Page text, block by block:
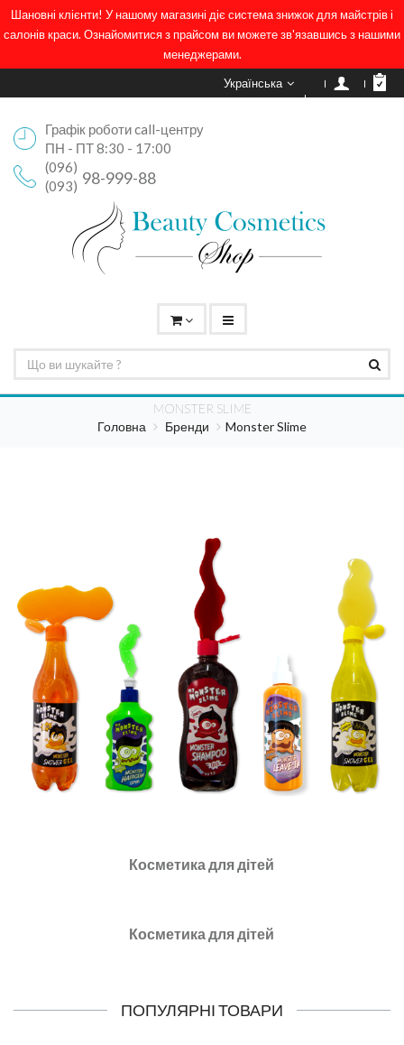
Шановні клієнти! У нашому магазині діє система знижок для майстрів і
салонів краси. Ознайомитися з прайсом ви можете зв'язавшись з нашими
менеджерами.
Українська
Графік роботи call-центру
ПН - ПТ 8:30 - 17:00
(096)
98-999-88
(093)
MONSTER SLIME
Головна
Бренди Monster Slime
Косметика для дітей
Косметика для дітей
ПОПУЛЯРНІ ТОВАРИ